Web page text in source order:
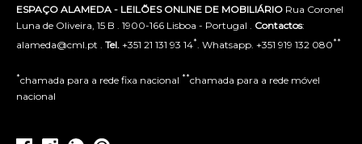
ESPAÇO ALAMEDA - LEILÕES ONLINE DE MOBILIÁRIO Rua Coronel
Luna de Oliveira, 15 B . 1900-166 Lisboa - Portugal . Contactos:
alameda@cml.pt . Tel. +351 21 131 93 14* . Whatsapp. +351 919 132 080**
*chamada para a rede fixa nacional **chamada para a rede móvel
nacional